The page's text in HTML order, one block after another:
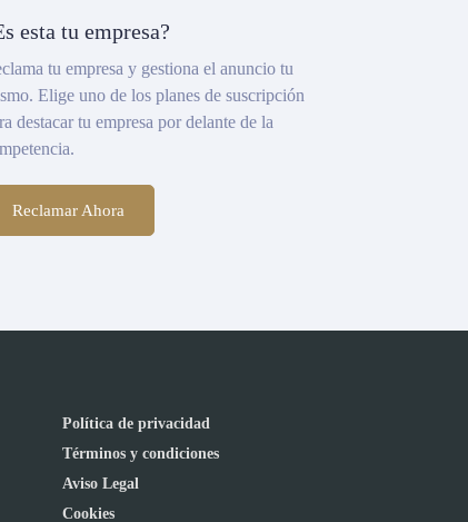
esta tu empresa?
tu empresa y gestiona el anuncio tu
Elige uno de los planes de suscripción
destacar tu empresa por delante de la
Reclamar Ahora
Política de privacidad
Términos y condiciones
Aviso Legal
Cookies